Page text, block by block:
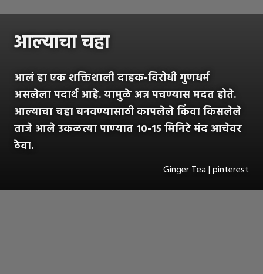
आल्याचा चहा
आलं हा एक शक्तिशाली दाहक-विरोधी गुणधर्म
असलेला पदार्थ आहे. यामुळे अन्न पचण्यास मदत होते.
आल्याचा चहा बनवण्यासाठी कापलेले किंवा किसलेले
ताजे आले उकळत्या पाण्यात १०-१५ मिनिटे मंद आचेवर
ठेवा.
Ginger Tea | pinterest